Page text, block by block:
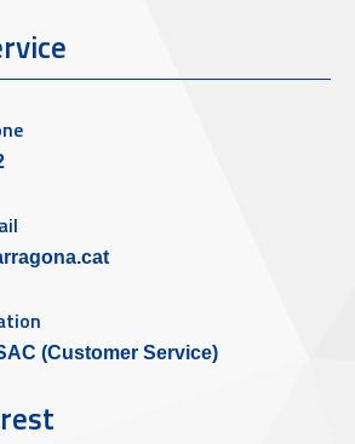
(Customer Service)